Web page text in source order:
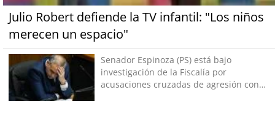
Julio Robert defiende la TV infantil: "Los niños
merecen un espacio"
Senador Espinoza (PS) está bajo
investigación de la Fiscalía por
acusaciones cruzadas de agresión con